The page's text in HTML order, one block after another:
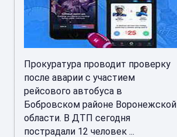
Прокуратура проводит проверку
после аварии с участием
рейсового автобуса в
Бобровском районе Воронежской
области. В ДТП сегодня
пострадали 12 человек ...